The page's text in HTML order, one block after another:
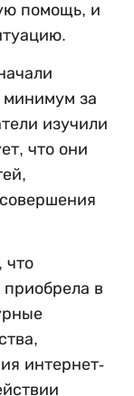
помощь, и
минимум за
изучили
что они
что
приобрела в
интернет-